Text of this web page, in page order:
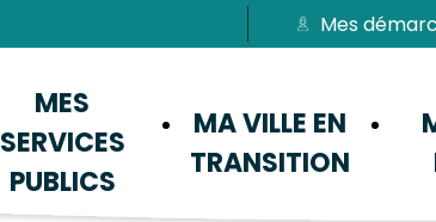
Passer au contenu
Mes
MES
SERVICES
PUBLICS
MA VILLE EN
TRANSITION